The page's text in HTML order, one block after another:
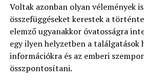
Voltak azonban olyan vélemények
összefüggéseket kerestek a
elemző ugyanakkor óvatosságra
egy ilyen helyzetben a találgatások
információkra és az emberi
összpontosítani.